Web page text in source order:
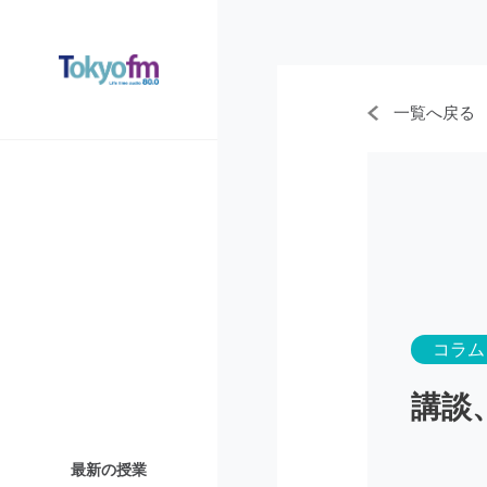
最新の授業
一覧へ戻る
コラム
講談